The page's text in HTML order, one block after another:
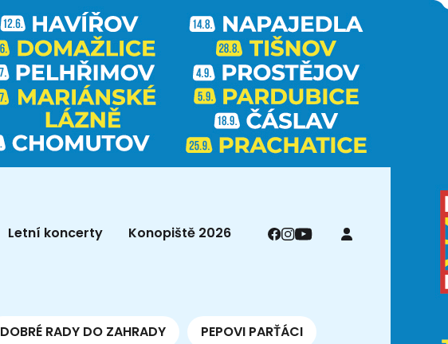
Letní koncerty Konopiště 2026
DOBRÉ RADY DO ZAHRADY PEPOVI PARŤÁCI